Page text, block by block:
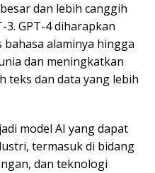
dan lebih canggih
3. GPT-4 diharapkan
alaminya hingga
dan meningkatkan
teks dan data yang lebih
model AI yang dapat
termasuk di bidang
dan teknologi